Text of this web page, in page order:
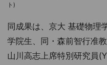
ト)
同成果は、京大 基礎物理
学院生、同・森前智行准
山川高志上席特別研究員